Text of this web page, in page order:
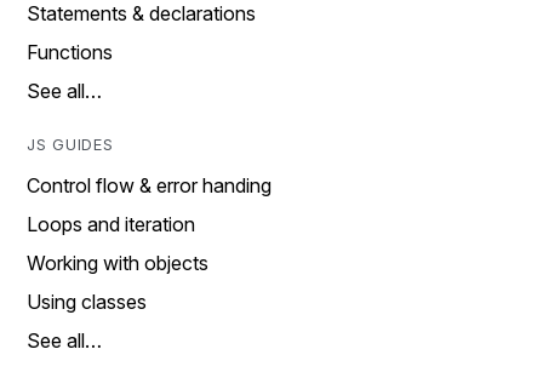
Statements & declarations
Functions
See all…
JS GUIDES
Control flow & error handing
Loops and iteration
Working with objects
Using classes
See all…